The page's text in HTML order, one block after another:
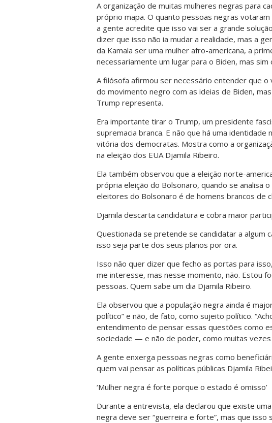
A organização de muitas mulheres negras para
próprio mapa. O quanto pessoas negras
a gente acredite que isso vai ser a grande
dizer que isso não ia mudar a realidade, mas a
da Kamala ser uma mulher afro-americana, a
necessariamente um lugar para o Biden, mas
A filósofa afirmou ser necessário entender que
do movimento negro com as ideias de Biden,
Trump representa.
Era importante tirar o Trump, um presidente
supremacia branca. E não que há uma identidade
vitória dos democratas. Mostra como a
na eleição dos EUA Djamila Ribeiro.
Ela também observou que a eleição norte-
própria eleição do Bolsonaro, quando se analisa
eleitores do Bolsonaro é de homens brancos de
Djamila descarta candidatura e cobra maior
Questionada se pretende se candidatar a algum
isso seja parte dos seus planos por ora.
Isso não quer dizer que fecho as portas para
me interesse, mas nesse momento, não. Estou
pessoas. Quem sabe um dia Djamila Ribeiro.
Ela observou que a população negra ainda é
político” e não, de fato, como sujeito político.
entendimento de pensar essas questões como
sociedade — e não de poder, como muitas vezes
A gente enxerga pessoas negras como
quem vai pensar as políticas públicas Djamila
‘Mulher negra é forte porque o estado é omisso’
Durante a entrevista, ela declarou que existe
negra deve ser “guerreira e forte”, mas que